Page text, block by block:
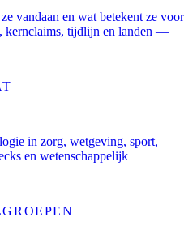
vandaan en wat betekent ze voor
kernclaims, tijdlijn en landen —
in zorg, wetgeving, sport,
en wetenschappelijk